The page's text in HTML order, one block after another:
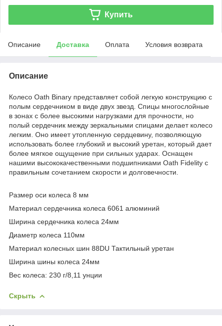
Купить
Описание Доставка Оплата Условия возврата
Описание
Колесо Oath Binary представляет собой легкую конструкцию с
полым сердечником в виде двух звезд. Спицы многослойные
в зонах с более высокими нагрузками для прочности, но
полый сердечник между зеркальными спицами делает колесо
легким. Оно имеет утопленную сердцевину, позволяющую
использовать более глубокий и высокий уретан, который дает
более мягкое ощущение при сильных ударах. Оснащен
нашими высококачественными подшипниками Oath Fidelity с
правильным сочетанием скорости и долговечности.
Размер оси колеса 8 мм
Материал сердечника колеса 6061 алюминий
Ширина сердечника колеса 24мм
Диаметр колеса 110мм
Материал колесных шин 88DU Тактильный уретан
Ширина шины колеса 24мм
Вес колеса: 230 г/8,11 унции
Скрыть